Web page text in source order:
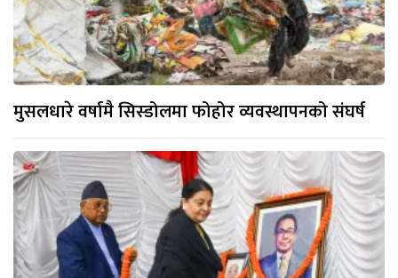
मुसलधारे वर्षामै सिस्डोलमा फोहोर व्यवस्थापनको संघर्ष